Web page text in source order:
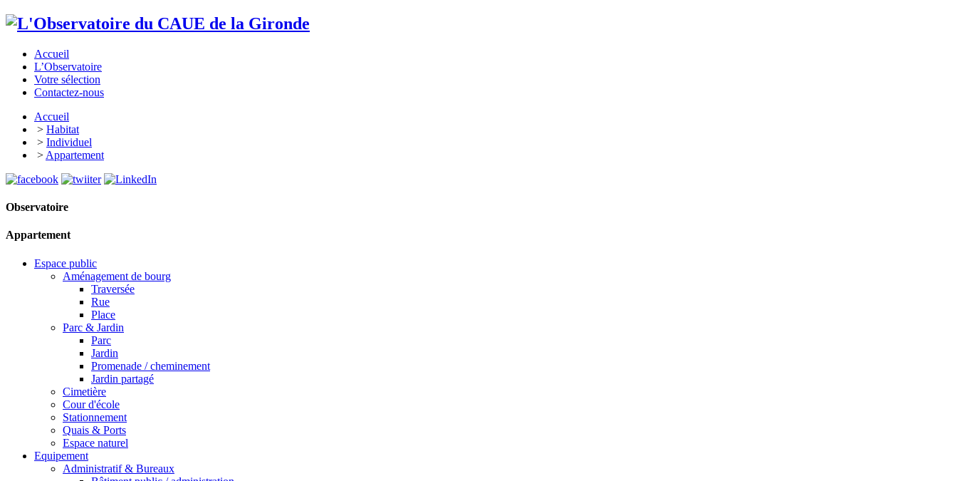
Accueil
L’Observatoire
Votre sélection
Contactez-nous
Accueil
> Habitat
> Individuel
> Appartement
Observatoire
Appartement
Espace public
Aménagement de bourg
Traversée
Rue
Place
Parc & Jardin
Parc
Jardin
Promenade / cheminement
Jardin partagé
Cimetière
Cour d'école
Stationnement
Quais & Ports
Espace naturel
Equipement
Administratif & Bureaux